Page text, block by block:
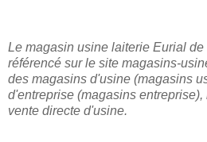
Le magasin usine laiterie Eurial
référencé sur le site magasins-
des magasins d'usine (magasins
d'entreprise (magasins
vente directe d'usine.